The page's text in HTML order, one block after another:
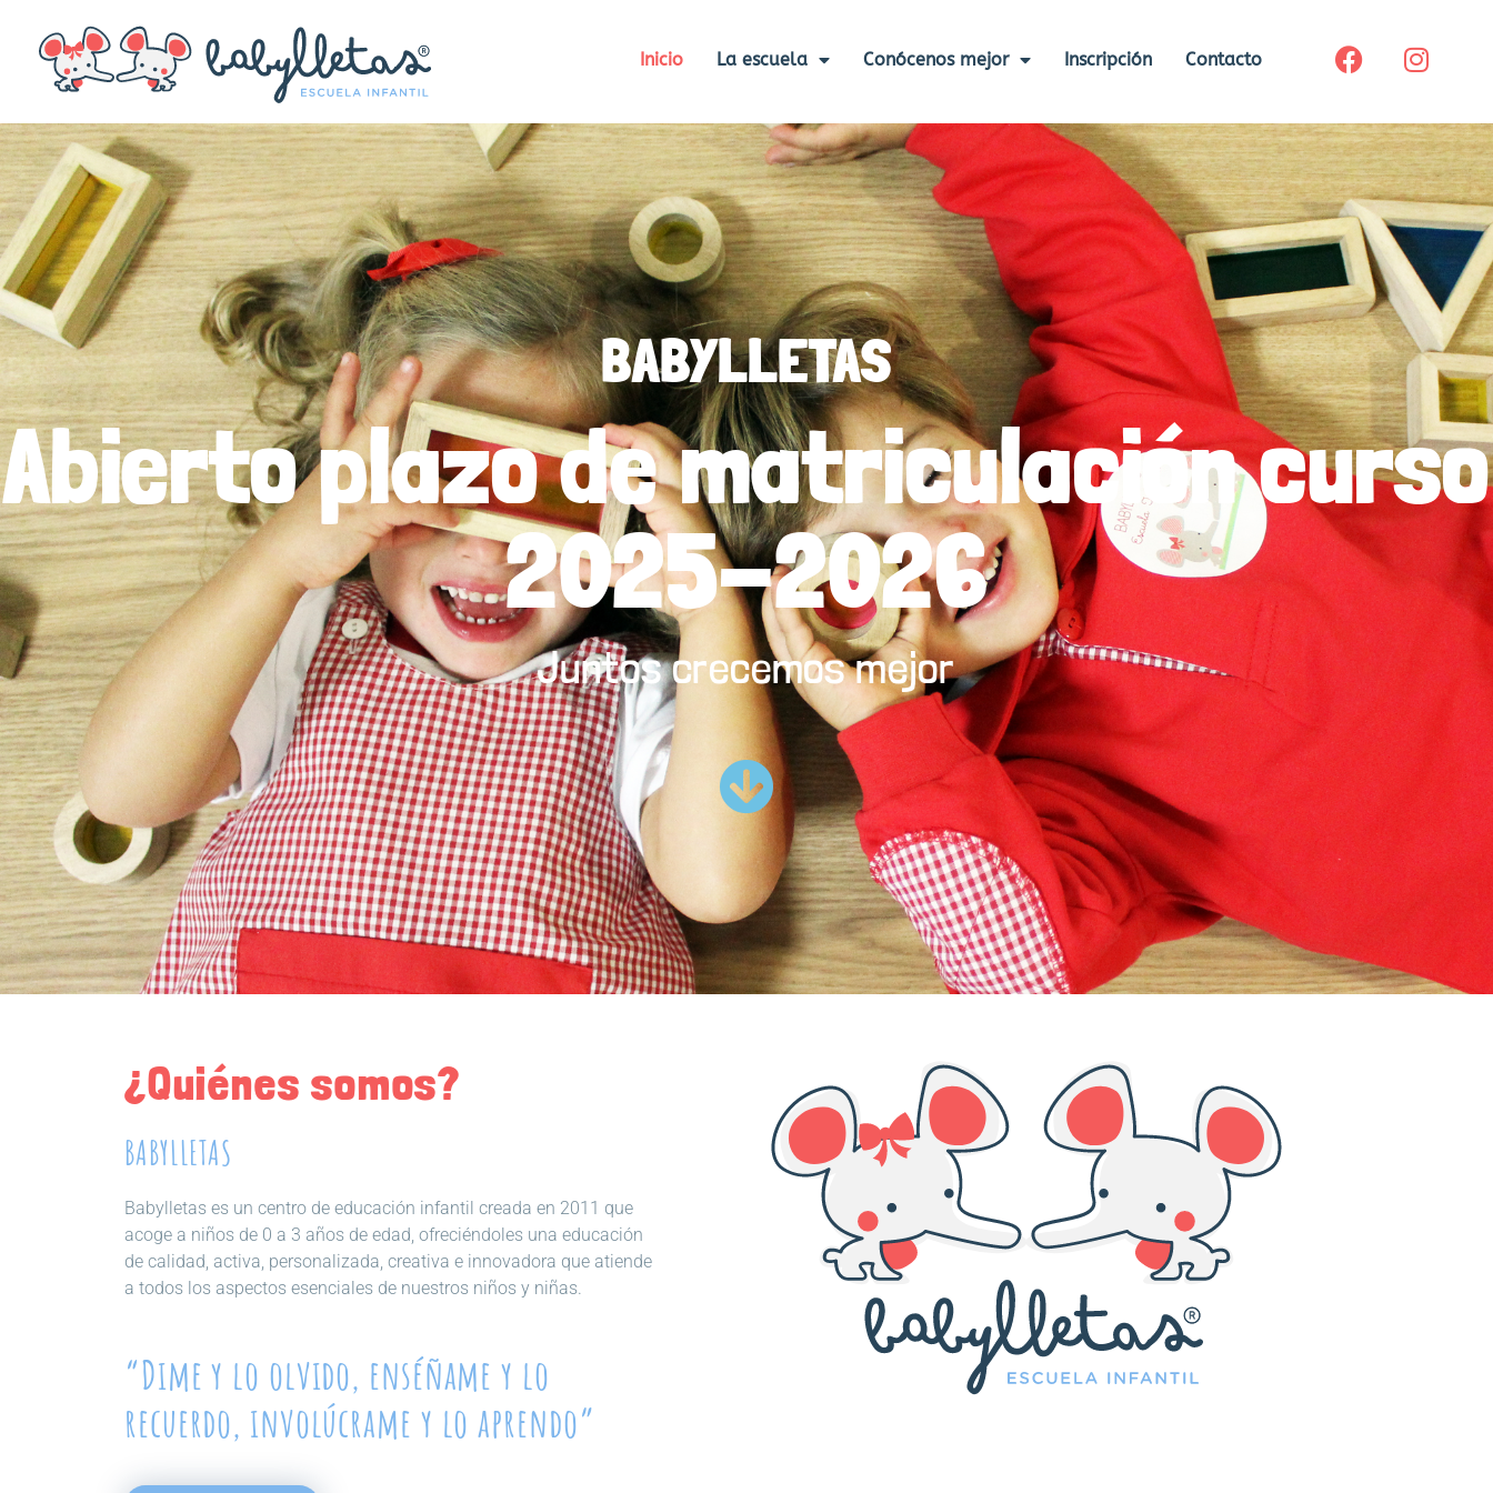
Inicio La escuela Conócenos mejor Inscripción Contacto
BABYLLETAS
Abierto plazo de matriculación curso
2025-2026
Juntos crecemos mejor
¿Quiénes somos?
BABYLLETAS
Babylletas es un centro de educación infantil creada en 2011 que
acoge a niños de 0 a 3 años de edad, ofreciéndoles una educación
de calidad, activa, personalizada, creativa e innovadora que atiende
a todos los aspectos esenciales de nuestros niños y niñas.
“Dime y lo olvido, enséñame y lo
recuerdo, involúcrame y lo aprendo”